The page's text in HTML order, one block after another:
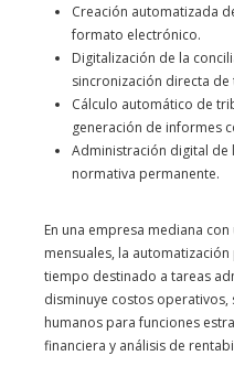
Creación automatizada
formato electrónico.
Digitalización de la
sincronización directa de
Cálculo automático de
generación de informes
Administración digital de
normativa permanente.
En una empresa mediana
mensuales, la
tiempo destinado a tareas
disminuye costos
humanos para funciones
financiera y análisis de